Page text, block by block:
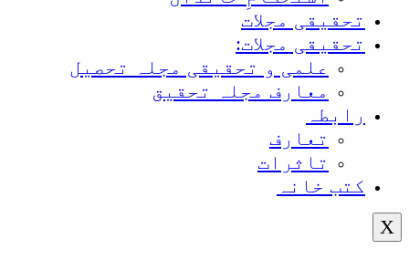
تحقیقی مجلات
تحقیقی مجلات:
علمی و تحقیقی مجلہ تحصیل
معارف مجلہ تحقیق
رابطہ
تعارف
تاثرات
کتب خانہ
X